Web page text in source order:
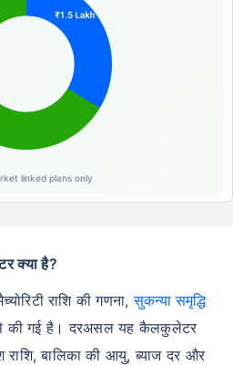
linked plans only
क्या है?
राशि की गणना,सुकन्या समृद्धि
की गई है। दरअसल यह कैलकुलेटर
बालिका की आयु, ब्याज दर और